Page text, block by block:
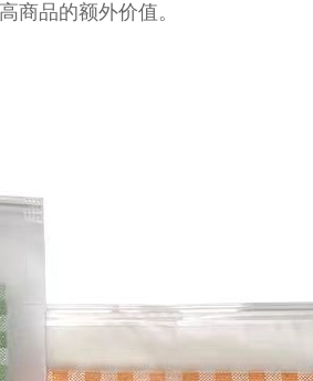
商品的额外价值。